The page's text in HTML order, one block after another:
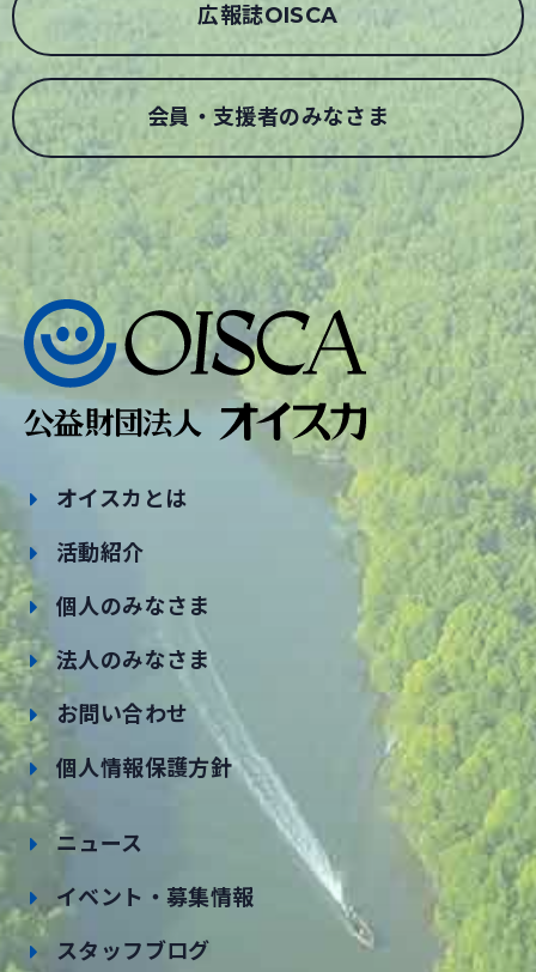
広報誌OISCA
会員・支援者のみなさま
オイスカとは
活動紹介
個人のみなさま
法人のみなさま
お問い合わせ
個人情報保護方針
ニュース
イベント・募集情報
スタッフブログ